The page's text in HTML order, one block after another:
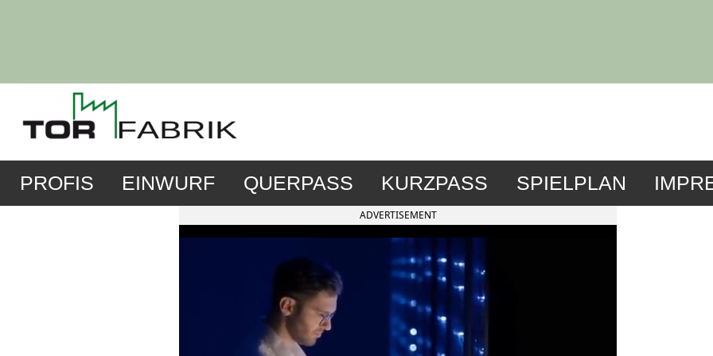
PROFIS EINWURF QUERPASS KURZPASS SPIELPLAN
ADVERTISEMENT